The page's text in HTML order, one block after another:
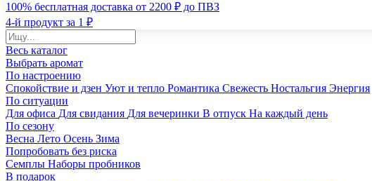
100% бесплатная доставка от 2200 ₽ до ПВЗ
4-й продукт за 1 ₽
Весь каталог
Выбрать аромат
По настроению
Спокойствие и дзен Уют и тепло Романтика Свежесть Ностальгия Энергия
По ситуации
Для офиса Для свидания Для вечеринки В отпуск На каждый день
По сезону
Весна Лето Осень Зима
Попробовать без риска
Семплы Наборы пробников
В подарок